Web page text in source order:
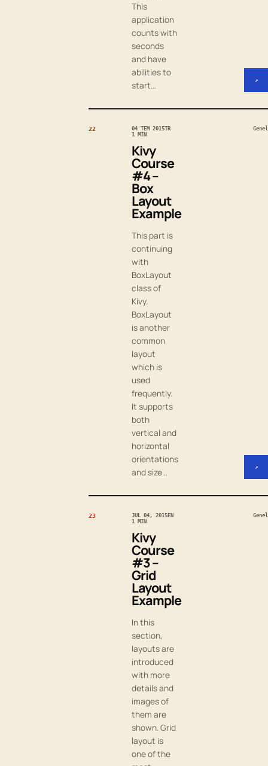
This
application
counts with
seconds
and have
abilities to
start…
↗
22 04 TEM 2015TR
1 MIN
Kivy
Course
#4 –
Box
Layout
Example
This part is
continuing
with
BoxLayout
class of
Kivy.
BoxLayout
is another
common
layout
which is
used
frequently.
It supports
both
vertical and
horizontal
orientations
and size…
Genel
↗
23 JUL 04, 2015 EN
1 MIN
Kivy
Course
#3 –
Grid
Layout
Example
In this
section,
layouts are
introduced
with more
details and
images of
them are
shown. Grid
layout is
one of the
Genel